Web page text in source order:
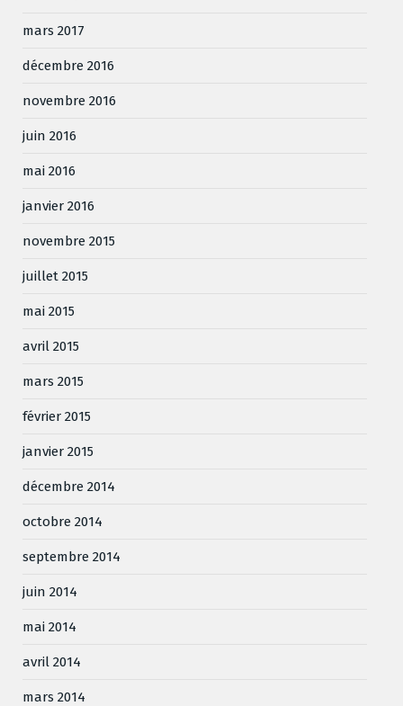
mars 2017
décembre 2016
novembre 2016
juin 2016
mai 2016
janvier 2016
novembre 2015
juillet 2015
mai 2015
avril 2015
mars 2015
février 2015
janvier 2015
décembre 2014
octobre 2014
septembre 2014
juin 2014
mai 2014
avril 2014
mars 2014